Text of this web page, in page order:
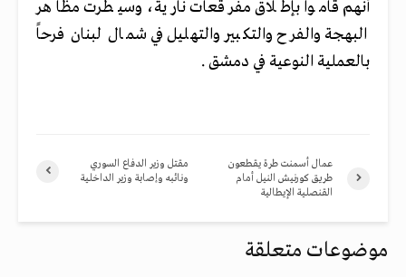
أنهم قاموا بإطلاق مفرقعات نارية، وسيطرت مظاهر
البهجة والفرح والتكبير والتهليل في شمال لبنان فرحاً
بالعملية النوعية في دمشق .
مقتل وزير الدفاع السوري
ونائبه وإصابة وزير الداخلية
عمال أسمنت طرة يقطعون
طريق كورنيش النيل أمام
القنصلية الإيطالية
موضوعات متعلقة